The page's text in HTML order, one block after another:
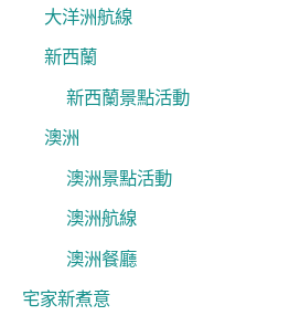
大洋洲航線
新西蘭
新西蘭景點活動
澳洲
澳洲景點活動
澳洲航線
澳洲餐廳
宅家新煮意